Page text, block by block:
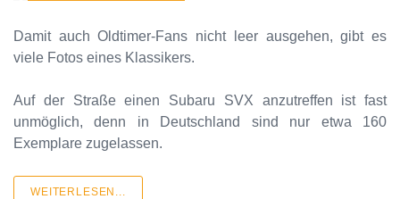
Damit auch Oldtimer-Fans nicht leer ausgehen, gibt es
viele Fotos eines Klassikers.
Auf der Straße einen Subaru SVX anzutreffen ist fast
unmöglich, denn in Deutschland sind nur etwa 160
Exemplare zugelassen.
WEITERLESEN...